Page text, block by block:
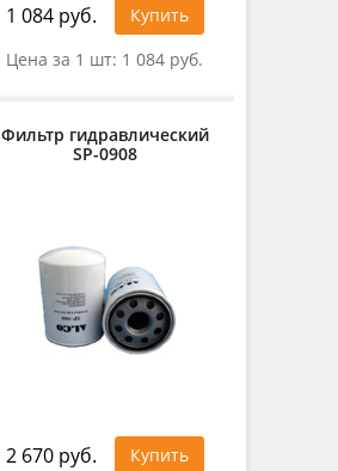
1 084 руб.
Купить
Цена за 1 шт: 1 084 руб.
Фильтр гидравлический
SP-0908
2 670 руб.
Купить